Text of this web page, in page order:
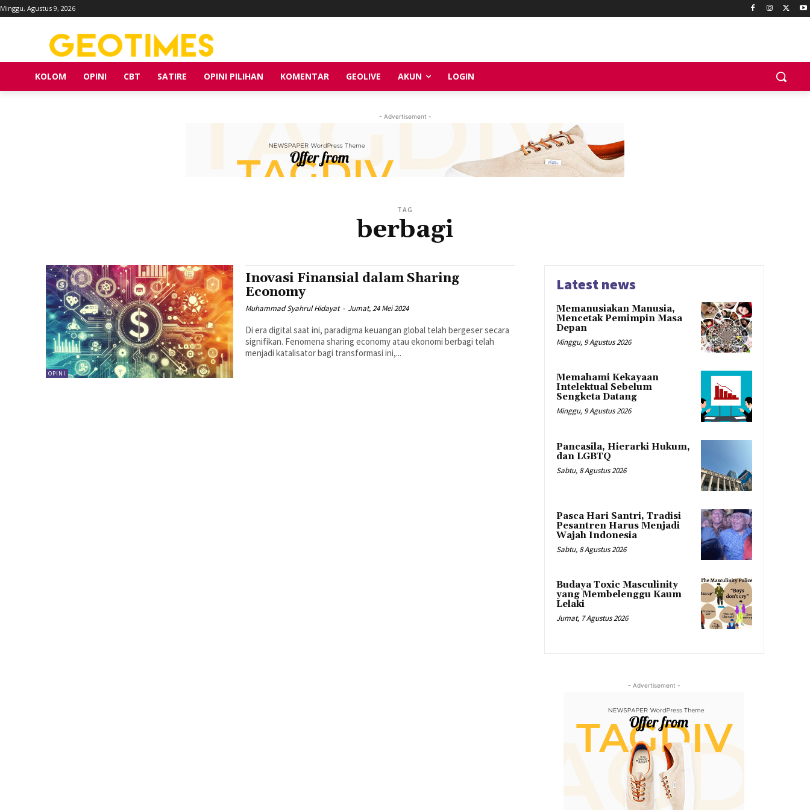
Minggu, Agustus 9, 2026
KOLOM OPINI CBT SATIRE OPINI PILIHAN KOMENTAR GEOLIVE AKUN LOGIN
- Advertisement -
TAG
berbagi
OPINI
Inovasi Finansial dalam Sharing
Economy
Muhammad Syahrul Hidayat - Jumat, 24 Mei 2024
Di era digital saat ini, paradigma keuangan global telah bergeser secara
signifikan. Fenomena sharing economy atau ekonomi berbagi telah
menjadi katalisator bagi transformasi ini,...
Latest news
Memanusiakan Manusia,
Mencetak Pemimpin Masa
Depan
Minggu, 9 Agustus 2026
Memahami Kekayaan
Intelektual Sebelum
Sengketa Datang
Minggu, 9 Agustus 2026
Pancasila, Hierarki Hukum,
dan LGBTQ
Sabtu, 8 Agustus 2026
Pasca Hari Santri, Tradisi
Pesantren Harus Menjadi
Wajah Indonesia
Sabtu, 8 Agustus 2026
Budaya Toxic Masculinity
yang Membelenggu Kaum
Lelaki
Jumat, 7 Agustus 2026
- Advertisement -